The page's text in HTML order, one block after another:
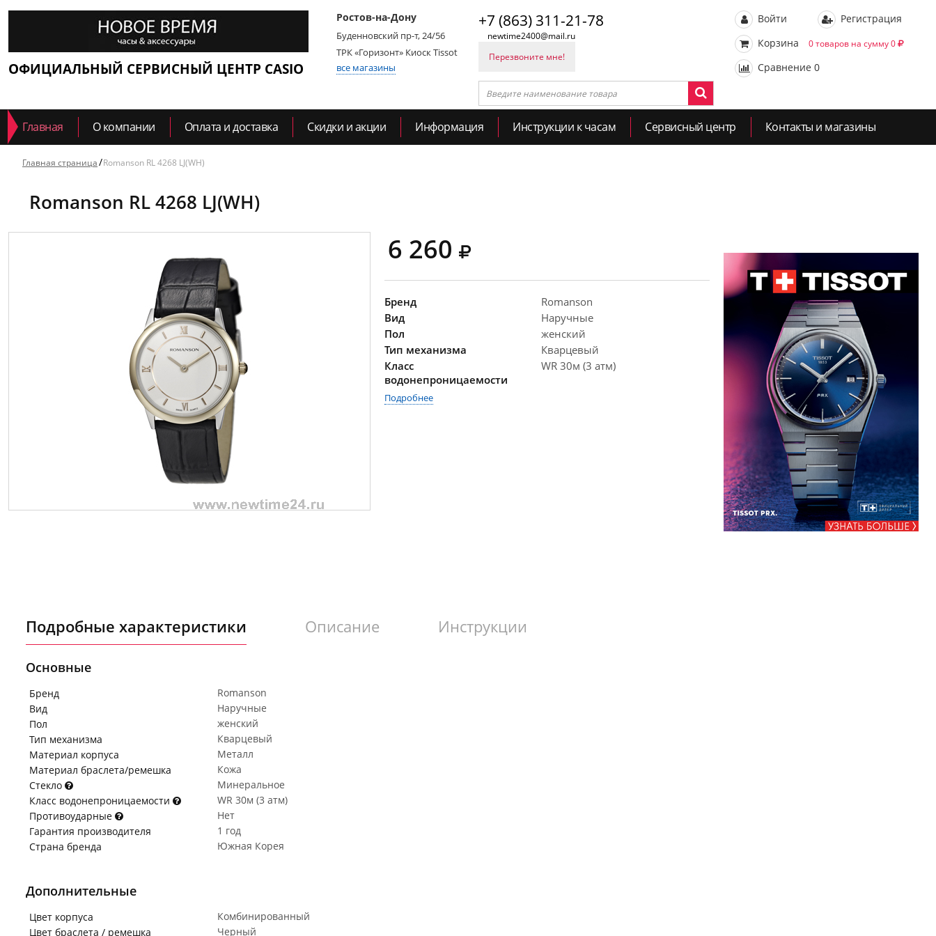
ОФИЦИАЛЬНЫЙ СЕРВИСНЫЙ ЦЕНТР CASIO
Ростов-на-Дону
Буденновский пр-т, 24/56
ТРК «Горизонт» Киоск Tissot
все магазины
+7 (863) 311-21-78
newtime2400@mail.ru
Перезвоните мне!
Войти
Регистрация
Корзина
0 товаров на сумму 0
Сравнение 0
Главная О компании Оплата и доставка Скидки и акции Информация Инструкции к часам Сервисный центр Контакты и магазины
Главная страница Romanson RL 4268 LJ(WH)
Romanson RL 4268 LJ(WH)
6 260
Бренд
Romanson
Вид
Наручные
Пол
женский
Тип механизма
Кварцевый
Класс
водонепроницаемости
WR 30м (3 атм)
Подробнее
Подробные характеристики Описание Инструкции
Основные
Бренд
Romanson
Вид
Наручные
Пол
женский
Тип механизма
Кварцевый
Материал корпуса
Металл
Материал браслета/ремешка
Кожа
Стекло
Минеральное
Класс водонепроницаемости
WR 30м (3 атм)
Противоударные
Нет
Гарантия производителя
1 год
Страна бренда
Южная Корея
Дополнительные
Цвет корпуса
Комбинированный
Цвет браслета / ремешка
Черный